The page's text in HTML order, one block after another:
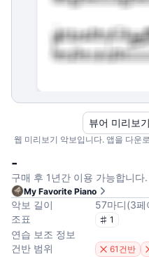
웹 미리보기 악보입니다. 앱을 다운
뷰어 미리보기
-
구매 후 1년간 이용 가능합니다.
My Favorite Piano
악보 길이 57마디(3페
조표
1
연습 보조 정보
건반 범위
61건반